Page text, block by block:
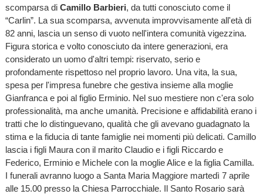
scomparsa di Camillo Barbieri, da tutti conosciuto come il
“Carlin”. La sua scomparsa, avvenuta improvvisamente all'età di
82 anni, lascia un senso di vuoto nell'intera comunità vigezzina.
Figura storica e volto conosciuto da intere generazioni, era
considerato un uomo d'altri tempi: riservato, serio e
profondamente rispettoso nel proprio lavoro. Una vita, la sua,
spesa per l'impresa funebre che gestiva insieme alla moglie
Gianfranca e poi al figlio Erminio. Nel suo mestiere non c'era solo
professionalità, ma anche umanità. Precisione e affidabilità erano i
tratti che lo distinguevano, qualità che gli avevano guadagnato la
stima e la fiducia di tante famiglie nei momenti più delicati. Camillo
lascia i figli Maura con il marito Claudio e i figli Riccardo e
Federico, Erminio e Michele con la moglie Alice e la figlia Camilla.
I funerali avranno luogo a Santa Maria Maggiore martedì 7 aprile
alle 15.00 presso la Chiesa Parrocchiale. Il Santo Rosario sarà